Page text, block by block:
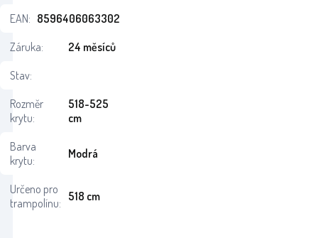
EAN: 8596406063302
Záruka:
24 měsíců
Stav:
Rozměr
krytu:
518-525
cm
Barva
krytu:
Modrá
Určeno pro
trampolínu: 518 cm